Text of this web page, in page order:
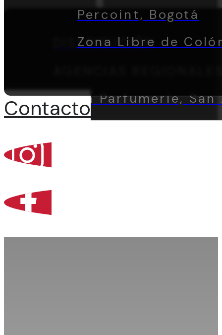
DISTRIBUCIÓN
La Parfumerie,
Percoint, Bogotá
Contacto
Percoint, Bogotá
Zona Libre de
Contacto